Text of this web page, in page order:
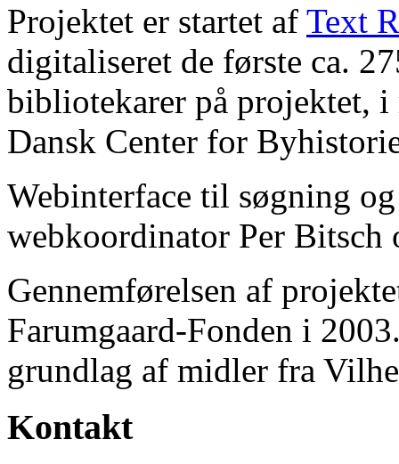
Projektet er startet af Text
digitaliseret de første ca.
bibliotekarer på projektet, i
Dansk Center for
Webinterface til søgning
webkoordinator Per Bitsch
Gennemførelsen af
Farumgaard-Fonden i
grundlag af midler fra
Kontakt